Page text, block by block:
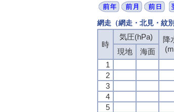
網走（網走・北見・紋
時
気圧(hPa)
降
現地 海面
1
2
3
4
5